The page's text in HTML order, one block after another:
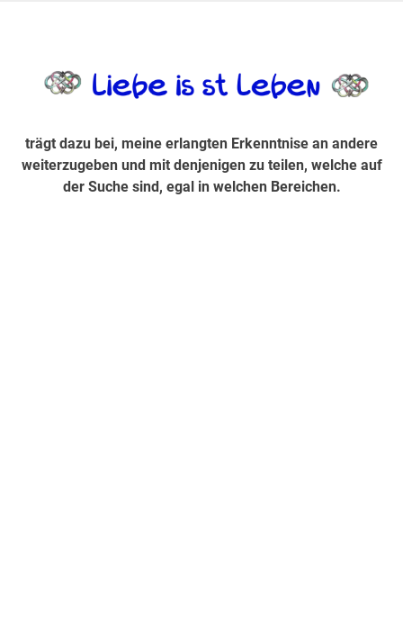
Suche sind, egal in welchen Bereichen.
trägt dazu bei, meine erlangten Erkenntnise an andere
weiterzugeben und mit denjenigen zu teilen, welche auf
der Suche sind, egal in welchen Bereichen.